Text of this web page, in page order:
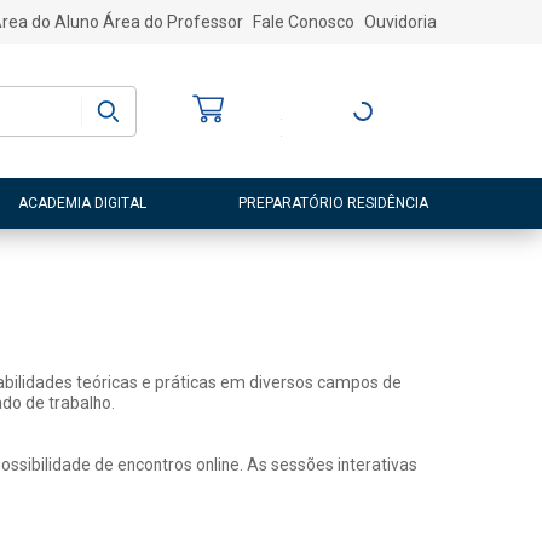
do Aluno Área do Professor Fale Conosco Ouvidoria
Entre ou Cadastre-
ACADEMIA DIGITAL PREPARATÓRIO RESIDÊNCIA
teóricas e práticas em diversos campos de
de trabalho.
de encontros online. As sessões interativas